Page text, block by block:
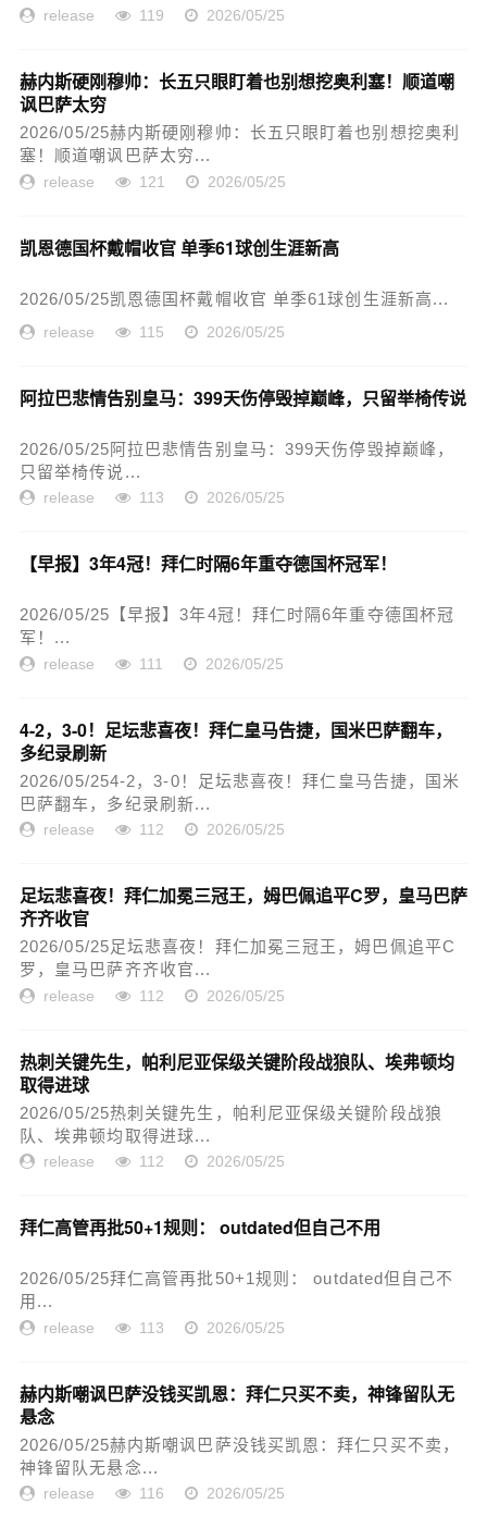
release 119 2026/05/25
赫内斯硬刚穆帅：长五只眼盯着也别想挖奥利塞！顺道嘲
讽巴萨太穷
2026/05/25赫内斯硬刚穆帅：长五只眼盯着也别想挖奥利
塞！顺道嘲讽巴萨太穷...
release 121 2026/05/25
凯恩德国杯戴帽收官 单季61球创生涯新高
2026/05/25凯恩德国杯戴帽收官 单季61球创生涯新高...
release 115 2026/05/25
阿拉巴悲情告别皇马：399天伤停毁掉巅峰，只留举椅传说
2026/05/25阿拉巴悲情告别皇马：399天伤停毁掉巅峰，
只留举椅传说...
release 113 2026/05/25
【早报】3年4冠！拜仁时隔6年重夺德国杯冠军！
2026/05/25【早报】3年4冠！拜仁时隔6年重夺德国杯冠
军！...
release 111 2026/05/25
4-2，3-0！足坛悲喜夜！拜仁皇马告捷，国米巴萨翻车，
多纪录刷新
2026/05/254-2，3-0！足坛悲喜夜！拜仁皇马告捷，国米
巴萨翻车，多纪录刷新...
release 112 2026/05/25
足坛悲喜夜！拜仁加冕三冠王，姆巴佩追平C罗，皇马巴萨
齐齐收官
2026/05/25足坛悲喜夜！拜仁加冕三冠王，姆巴佩追平C
罗，皇马巴萨齐齐收官...
release 112 2026/05/25
热刺关键先生，帕利尼亚保级关键阶段战狼队、埃弗顿均
取得进球
2026/05/25热刺关键先生，帕利尼亚保级关键阶段战狼
队、埃弗顿均取得进球...
release 112 2026/05/25
拜仁高管再批50+1规则： outdated但自己不用
2026/05/25拜仁高管再批50+1规则： outdated但自己不
用...
release 113 2026/05/25
赫内斯嘲讽巴萨没钱买凯恩：拜仁只买不卖，神锋留队无
悬念
2026/05/25赫内斯嘲讽巴萨没钱买凯恩：拜仁只买不卖，
神锋留队无悬念...
release 116 2026/05/25